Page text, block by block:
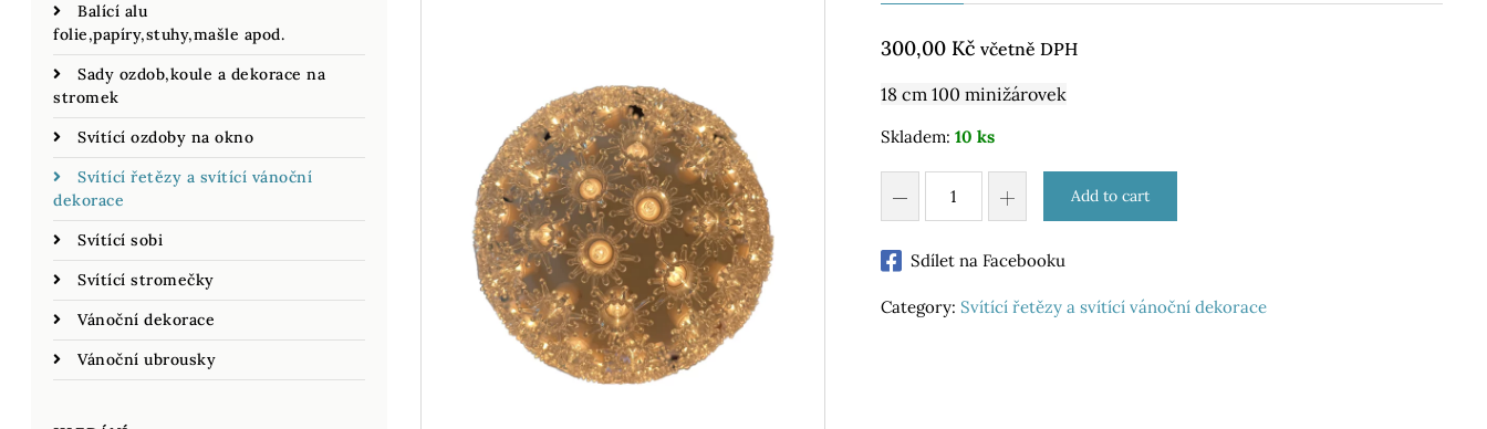
Balící alu
folie,papíry,stuhy,mašle apod.
Sady ozdob,koule a dekorace na
stromek
Svítící ozdoby na okno
Svítící řetězy a svítící vánoční
dekorace
Svítící sobi
Svítící stromečky
Vánoční dekorace
Vánoční ubrousky
300,00 Kč včetně DPH
18 cm 100 minižárovek
Skladem: 10 ks
Add to cart
Sdílet na Facebooku
Category: Svítící řetězy a svítící vánoční dekorace